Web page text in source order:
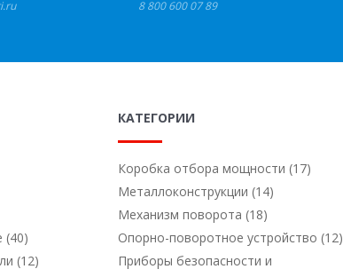
8 800 600 07 89
(40)
(12)
КАТЕГОРИИ
Коробка отбора мощности (17)
Металлоконструкции (14)
Механизм поворота (18)
Опорно-поворотное устройство (12)
Приборы безопасности и